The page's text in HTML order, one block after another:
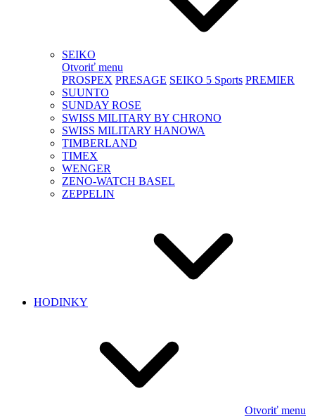
SEIKO
Otvoriť menu
PROSPEX PRESAGE SEIKO 5 Sports PREMIER
SUUNTO
SUNDAY ROSE
SWISS MILITARY BY CHRONO
SWISS MILITARY HANOWA
TIMBERLAND
TIMEX
WENGER
ZENO-WATCH BASEL
ZEPPELIN
HODINKY
Otvoriť menu